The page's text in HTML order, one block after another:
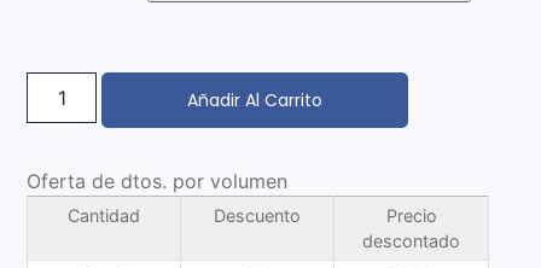
Añadir Al Carrito
Oferta de dtos. por volumen
Cantidad Descuento
Precio
descontado